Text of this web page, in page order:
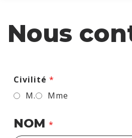
Nous
Civilité *
M.
Mme
NOM *